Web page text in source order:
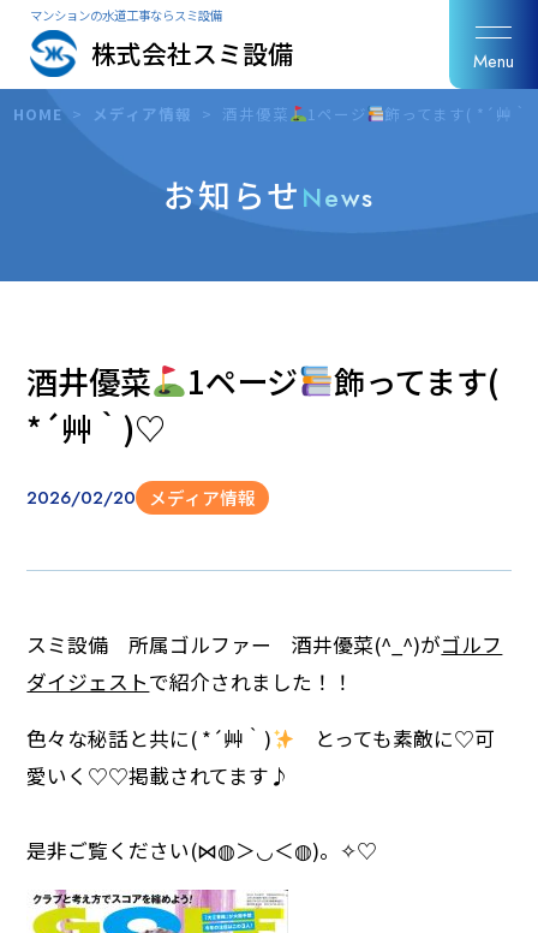
マンションの水道工事ならスミ設備
株式会社スミ設備 Menu
お知らせNews
HOME > メディア情報 > 酒井優菜 1ページ 飾ってます( *´艸
酒井優菜 1ページ
飾ってます(
*´艸｀)♡
2026/02/20 メディア情報
スミ設備 所属ゴルファー 酒井優菜(^_^)がゴルフ
ダイジェストで紹介されました！！
色々な秘話と共に( *´艸｀)
とっても素敵に♡可
愛いく♡♡掲載されてます♪
是非ご覧ください(⋈◍＞◡＜◍)。✧♡